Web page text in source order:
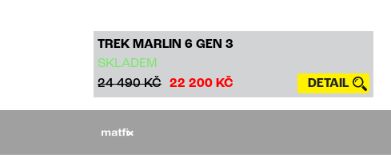
TREK MARLIN 6 GEN 3
SKLADEM
24 490 KČ
22 200 KČ DETAIL